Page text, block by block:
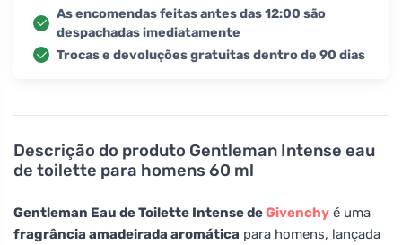
Descrição do produto Gentleman Intense eau
de toilette para homens 60 ml
Gentleman Eau de Toilette Intense deGivenchy é uma
fragrância amadeirada aromática para homens, lançada
As encomendas feitas antes das 12:00 são
despachadas imediatamente
Trocas e devoluções gratuitas dentro de 90 dias